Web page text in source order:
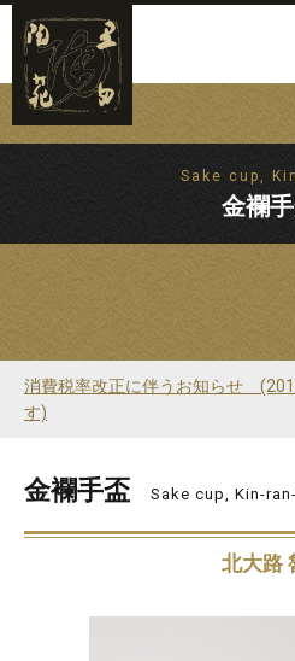
Sake cup,
金襴
消費税率改正に伴うお知らせ
す)
金襴手盃 Sake cup, Kin-
北大路